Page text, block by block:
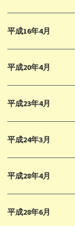
平成16年4月
平成20年4月
平成23年4月
平成24年3月
平成28年4月
平成28年6月